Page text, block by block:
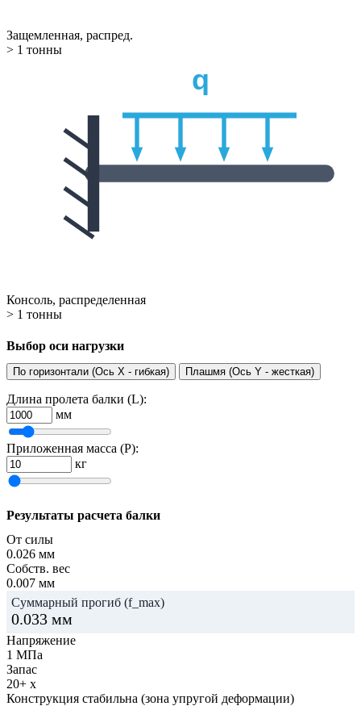
Защемленная, распред.
> 1 тонны
q
Консоль, распределенная
> 1 тонны
Выбор оси нагрузки
По горизонтали (Ось X - гибкая) Плашмя (Ось Y - жесткая)
Длина пролета балки (L):
мм
Приложенная масса (P):
кг
Результаты расчета балки
От силы
0.026 мм
Собств. вес
0.007 мм
Суммарный прогиб (f_max)
0.033 мм
Напряжение
1 МПа
Запас
20+ x
Конструкция стабильна (зона упругой деформации)